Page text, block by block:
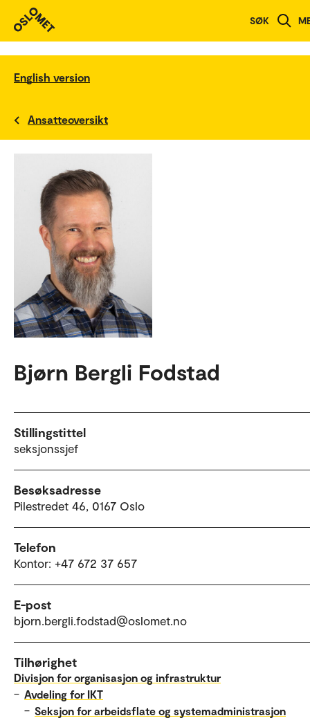
SØK
English version
Ansatteoversikt
Bjørn Bergli Fodstad
Stillingstittel
seksjonssjef
Besøksadresse
Pilestredet 46, 0167 Oslo
Telefon
Kontor: +47 672 37 657
E-post
bjorn.bergli.fodstad@oslomet.no
Tilhørighet
Divisjon for organisasjon og infrastruktur
– Avdeling for IKT
– Seksjon for arbeidsflate og systemadministrasjon